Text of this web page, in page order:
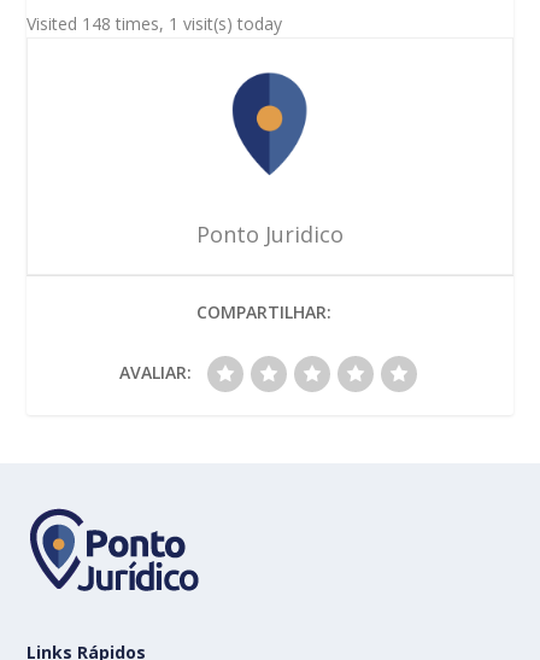
Visited 148 times, 1 visit(s) today
Ponto Juridico
COMPARTILHAR:
AVALIAR:
Links Rápidos